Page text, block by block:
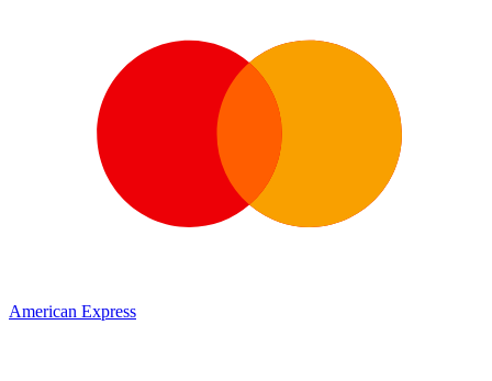
American Express